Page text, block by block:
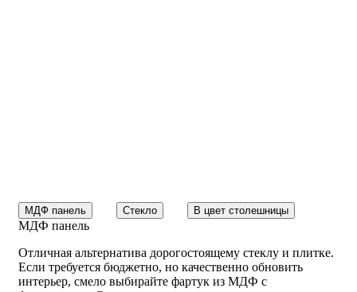
МДФ панель Стекло В цвет столешницы
МДФ панель
Отличная альтернатива дорогостоящему стеклу и плитке.
Если требуется бюджетно, но качественно обновить
интерьер, смело выбирайте фартук из МДФ с